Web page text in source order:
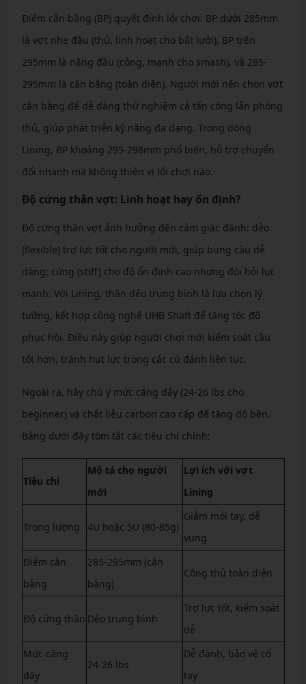
Điểm cân bằng (BP) quyết định lối chơi: BP dưới 285mm
là vợt nhẹ đầu (thủ, linh hoạt cho bắt lưới), BP trên
295mm là nặng đầu (công, mạnh cho smash), và 285-
295mm là cân bằng (toàn diện). Người mới nên chọn vợt
cân bằng để dễ dàng thử nghiệm cả tấn công lẫn phòng
thủ, giúp phát triển kỹ năng đa dạng. Trong dòng
Lining, BP khoảng 295-298mm phổ biến, hỗ trợ chuyển
đổi nhanh mà không thiên vị lối chơi nào.
Độ cứng thân vợt: Linh hoạt hay ổn định?
Độ cứng thân vợt ảnh hưởng đến cảm giác đánh: dẻo
(flexible) trợ lực tốt cho người mới, giúp bung cầu dễ
dàng; cứng (stiff) cho độ ổn định cao nhưng đòi hỏi lực
mạnh. Với Lining, thân dẻo trung bình là lựa chọn lý
tưởng, kết hợp công nghệ UHB Shaft để tăng tốc độ
phục hồi. Điều này giúp người chơi mới kiểm soát cầu
tốt hơn, tránh hụt lực trong các cú đánh liên tục.
Ngoài ra, hãy chú ý mức căng dây (24-26 lbs cho
beginner) và chất liệu carbon cao cấp để tăng độ bền.
Bảng dưới đây tóm tắt các tiêu chí chính:
Tiêu chí
Mô tả cho người
mới
Lợi ích với vợt
Lining
Trọng lượng 4U hoặc 5U (80-85g)
Giảm mỏi tay, dễ
vung
Điểm cân
bằng
285-295mm (cân
bằng)
Công thủ toàn diện
Độ cứng thân Dẻo trung bình
Trợ lực tốt, kiểm soát
dễ
Mức căng
dây
24-26 lbs
Dễ đánh, bảo vệ cổ
tay